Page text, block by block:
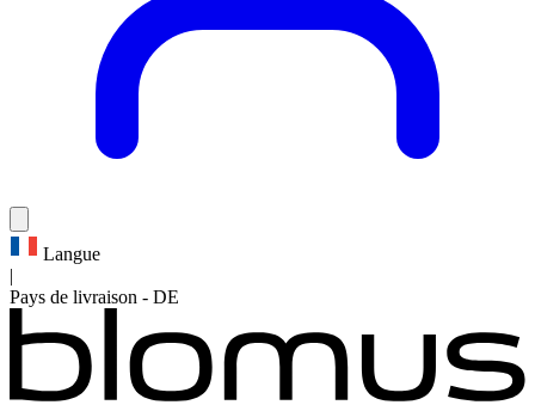
Langue
|
Pays de livraison - DE